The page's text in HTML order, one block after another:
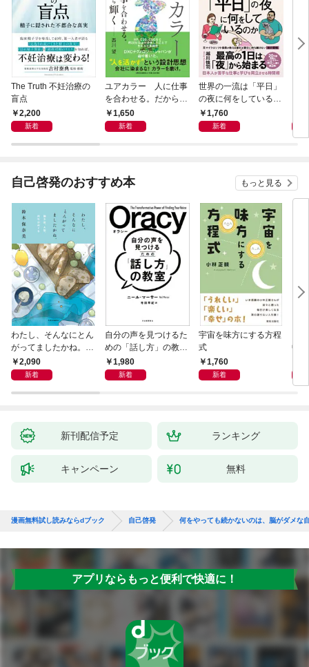
The Truth 不妊治療の
盲点
2,200
新着
ユアカラー 人に仕事
を合わせる。だから輝
く1,650
新着
世界の一流は「平日」
の夜に何をしているの
か1,760
新着
自己啓発のおすすめ本 もっと見る
わたし、そんなにとん
がってましたかね。
獅子座、Ａ型、丙午は
めぐる
2,090
新着
自分の声を見つけるた
めの「話し方」の教
室 Ｏｒａｃｙ（オラ
シー）
1,980
新着
宇宙を味方にする方程
式
1,760
新着
中
術
新刊配信予定 ランキング
キャンペーン 無料
漫画無料試し読みならdブック 自己啓発 何をやっても続かないのは、脳がダメな
アプリならもっと便利で快適に！